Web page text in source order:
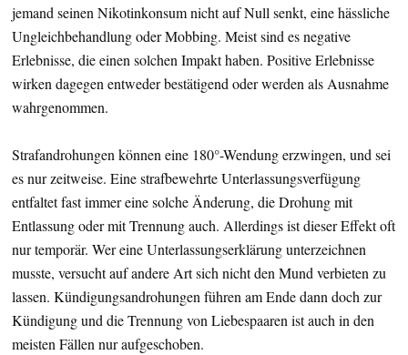
jemand seinen Nikotinkonsum nicht auf Null senkt, eine hässliche
Ungleichbehandlung oder Mobbing. Meist sind es negative
Erlebnisse, die einen solchen Impakt haben. Positive Erlebnisse
wirken dagegen entweder bestätigend oder werden als Ausnahme
wahrgenommen.
Strafandrohungen können eine 180°-Wendung erzwingen, und sei
es nur zeitweise. Eine strafbewehrte Unterlassungsverfügung
entfaltet fast immer eine solche Änderung, die Drohung mit
Entlassung oder mit Trennung auch. Allerdings ist dieser Effekt oft
nur temporär. Wer eine Unterlassungserklärung unterzeichnen
musste, versucht auf andere Art sich nicht den Mund verbieten zu
lassen. Kündigungsandrohungen führen am Ende dann doch zur
Kündigung und die Trennung von Liebespaaren ist auch in den
meisten Fällen nur aufgeschoben.